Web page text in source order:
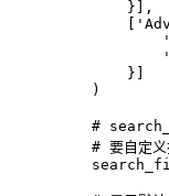
        }],
        }]
    )
#
# 要自定义